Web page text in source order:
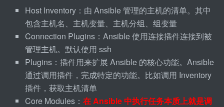
Host Inventory：由 Ansible 管理的主机的清单。其中
包含主机名、主机变量、主机分组、组变量
Connection Plugins：Ansible 使用连接插件连接到被
管理主机。默认使用 ssh
Plugins：插件用来扩展 Ansible 的核心功能。Ansible
通过调用插件，完成特定的功能。比如调用 Inventory
插件，获取主机清单
Core Modules： 在 Ansible 中执行任务本质上就是调